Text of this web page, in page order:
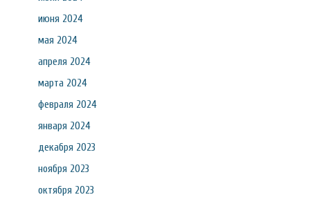
июня 2024
мая 2024
апреля 2024
марта 2024
февраля 2024
января 2024
декабря 2023
ноября 2023
октября 2023